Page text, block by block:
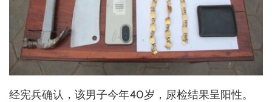
经宪兵确认，该男子今年40岁，尿检结果呈阳性。